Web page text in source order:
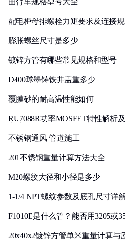
曲臂车规格型号大全
配电柜母排螺栓力矩要求及连接
膨胀螺丝尺寸是多少
镀锌方管有哪些常见规格和型号
D400球墨铸铁井盖重多少
覆膜砂的耐高温性能如何
RU7088R功率MOSFET特性解析
不锈钢通风 管道施工
201不锈钢重量计算方法大全
M20螺纹大径和小径是多少
1-1/4 NPT螺纹参数及底孔尺寸详
F1010E是什么管？能否用3205或
20x40x2镀锌方管单米重量计算与